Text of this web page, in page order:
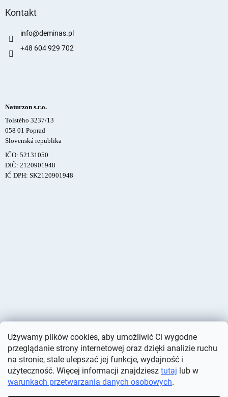
Używamy plików cookies, aby umożliwić Ci wygodne
przeglądanie strony internetowej oraz dzięki analizie ruchu
na stronie, stale ulepszać jej funkcje, wydajność i
użyteczność. Więcej informacji znajdziesz tutaj lub w
warunkach przetwarzania danych osobowych.
Kontakt
info@deminas.pl
+48 604 929 702
Naturzon s.r.o.
Tolstého 3237/13
058 01 Poprad
Slovenská republika
IČO: 52131050
DIČ: 2120901948
IČ DPH: SK2120901948